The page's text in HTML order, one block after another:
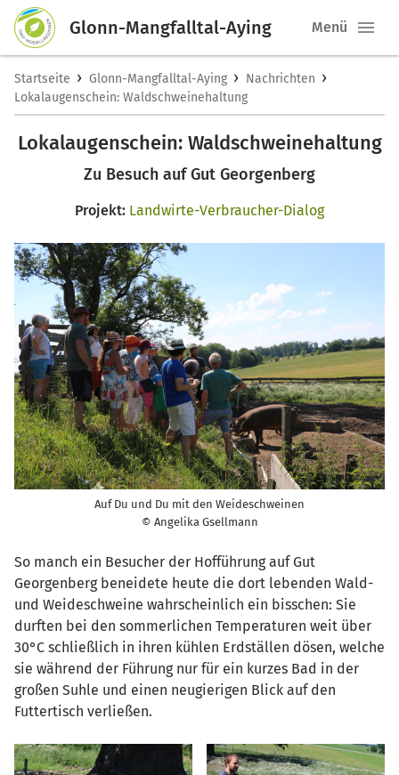
Glonn-Mangfalltal-Aying Menü
Startseite › Glonn-Mangfalltal-Aying › Nachrichten ›
Lokalaugenschein: Waldschweinehaltung
Lokalaugenschein: Waldschweinehaltung
Zu Besuch auf Gut Georgenberg
Projekt: Landwirte-Verbraucher-Dialog
Auf Du und Du mit den Weideschweinen
© Angelika Gsellmann
So manch ein Besucher der Hofführung auf Gut
Georgenberg beneidete heute die dort lebenden Wald-
und Weideschweine wahrscheinlich ein bisschen: Sie
durften bei den sommerlichen Temperaturen weit über
30°C schließlich in ihren kühlen Erdställen dösen, welche
sie während der Führung nur für ein kurzes Bad in der
großen Suhle und einen neugierigen Blick auf den
Futtertisch verließen.